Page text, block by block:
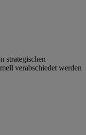
strategischen
verabschiedet werden